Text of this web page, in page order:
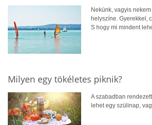
Nekünk, vagyis
helyszíne. Gyerekkel,
S hogy mi mindent
Milyen egy tökéletes piknik?
A szabadban
lehet egy szülinap,